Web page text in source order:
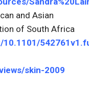
and Asian
of South Africa
skin-2009